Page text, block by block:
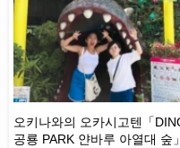
오키나와의 오카시고텐「
공룡 PARK 얀바루 아열대 숲」